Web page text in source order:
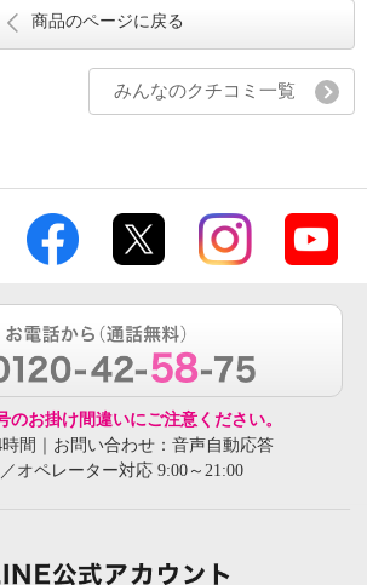
商品のページに戻る
みんなのクチコミ一覧
のお掛け間違いにご注意ください。
時間｜お問い合わせ：音声自動応答
オペレーター対応 9:00～21:00